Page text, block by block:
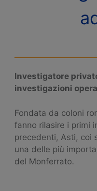
Investigatore
investigazioni
Fondata da coloni
fanno rilasire i primi
precedenti, Asti, coi
una delle più
del Monferrato.